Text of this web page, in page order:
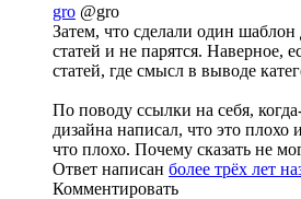
gro @gro
Затем, что сделали один шаблон
статей и не парятся. Наверное,
статей, где смысл в выводе
По поводу ссылки на себя,
дизайна написал, что это плохо
что плохо. Почему сказать не
Ответ написан более трёх лет
Комментировать